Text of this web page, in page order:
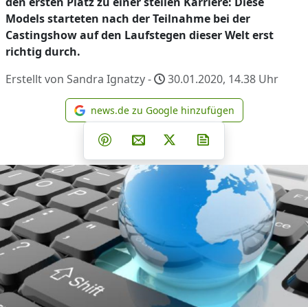
Models starteten nach der Teilnahme bei der
Castingshow auf den Laufstegen dieser Welt erst
richtig durch.
Erstellt von Sandra Ignatzy -
30.01.2020, 14.38 Uhr
news.de zu Google
news.de zu Google hinzufügen
Teilen auf Facebook
Teilen auf Whatsapp
Teilen auf Telegram
Teilen auf Pinterest
Per E-Mail teilen
Post auf X